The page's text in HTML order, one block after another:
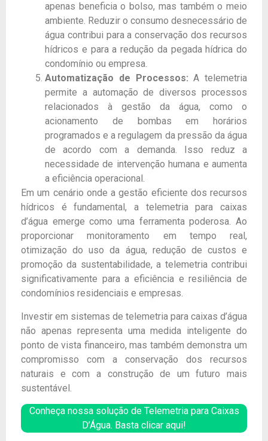
apenas beneficia o bolso, mas também o meio
ambiente. Reduzir o consumo desnecessário de
água contribui para a conservação dos recursos
hídricos e para a redução da pegada hídrica do
condomínio ou empresa.
Automatização de Processos: A telemetria
permite a automação de diversos processos
relacionados à gestão da água, como o
acionamento de bombas em horários
programados e a regulagem da pressão da água
de acordo com a demanda. Isso reduz a
necessidade de intervenção humana e aumenta
a eficiência operacional.
Em um cenário onde a gestão eficiente dos recursos
hídricos é fundamental, a telemetria para caixas
d’água emerge como uma ferramenta poderosa. Ao
proporcionar monitoramento em tempo real,
otimização do uso da água, redução de custos e
promoção da sustentabilidade, a telemetria contribui
significativamente para a eficiência e resiliência de
condomínios residenciais e empresas.
Investir em sistemas de telemetria para caixas d’água
não apenas representa uma medida inteligente do
ponto de vista financeiro, mas também demonstra um
compromisso com a conservação dos recursos
naturais e com a construção de um futuro mais
sustentável.
Conheça nossa solução de Telemetria para Caixas
D’Água. Basta clicar aqui!